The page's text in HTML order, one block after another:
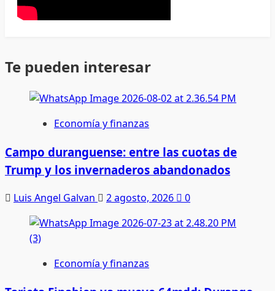
Te pueden interesar
Economía y finanzas
Campo duranguense: entre las cuotas de
Trump y los invernaderos abandonados
Luis Angel Galvan 2 agosto, 2026 0
Economía y finanzas